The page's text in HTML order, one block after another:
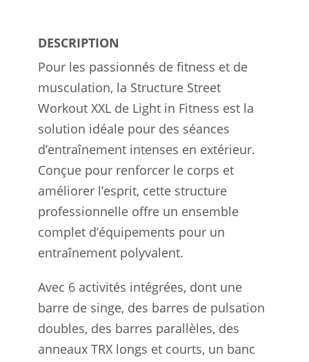
DESCRIPTION
Pour les passionnés de fitness et de
musculation, la Structure Street
Workout XXL de Light in Fitness est la
solution idéale pour des séances
d’entraînement intenses en extérieur.
Conçue pour renforcer le corps et
améliorer l’esprit, cette structure
professionnelle offre un ensemble
complet d’équipements pour un
entraînement polyvalent.
Avec 6 activités intégrées, dont une
barre de singe, des barres de pulsation
doubles, des barres parallèles, des
anneaux TRX longs et courts, un banc